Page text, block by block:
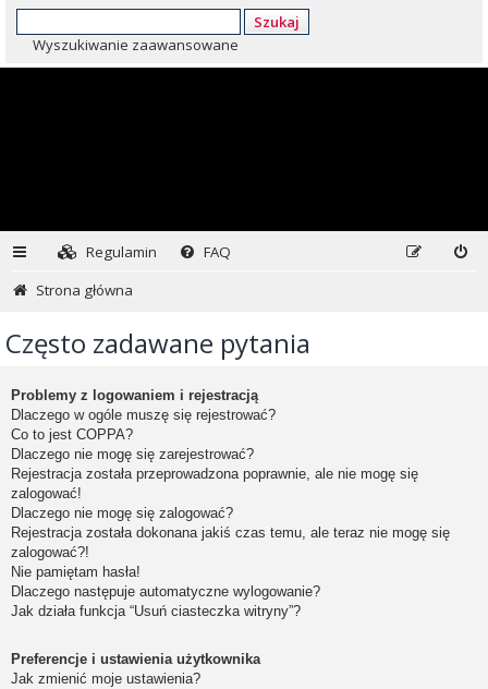
Szukaj
Wyszukiwanie zaawansowane
Regulamin
FAQ
Strona główna
Często zadawane pytania
Problemy z logowaniem i rejestracją
Dlaczego w ogóle muszę się rejestrować?
Co to jest COPPA?
Dlaczego nie mogę się zarejestrować?
Rejestracja została przeprowadzona poprawnie, ale nie mogę się
zalogować!
Dlaczego nie mogę się zalogować?
Rejestracja została dokonana jakiś czas temu, ale teraz nie mogę się
zalogować?!
Nie pamiętam hasła!
Dlaczego następuje automatyczne wylogowanie?
Jak działa funkcja “Usuń ciasteczka witryny”?
Preferencje i ustawienia użytkownika
Jak zmienić moje ustawienia?